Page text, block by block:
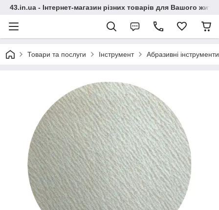
43.in.ua - Інтернет-магазин різних товарів для Вашого
Товари та послуги Інструмент Абразивні інструменти